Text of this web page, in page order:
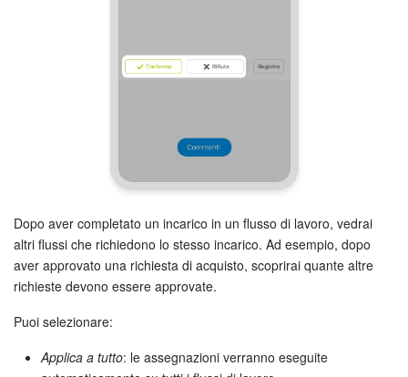
Dopo aver completato un incarico in un flusso di lavoro, vedrai
altri flussi che richiedono lo stesso incarico. Ad esempio, dopo
aver approvato una richiesta di acquisto, scoprirai quante altre
richieste devono essere approvate.
Puoi selezionare:
Applica a tutto: le assegnazioni verranno eseguite